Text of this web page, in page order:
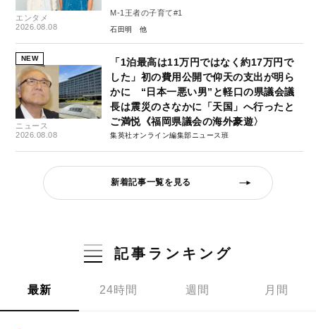
エンタメ
2026.08.08
M-1王者の子育て#1
石田明
NEW
ニュース
2026.08.08
「1泊最高は11万円ではなく約17万円で
した」初の費用公開で仰天の支出が明ら
かに “日本一悪い男”と軽口の県議会議
長は震災のさなかに「天国」へ行ったと
ご満悦《福岡県議会の海外豪遊〉
集英社オンライン編集部ニュース班
新着記事一覧を見る
記事ランキング
最新 24時間 週間 月間